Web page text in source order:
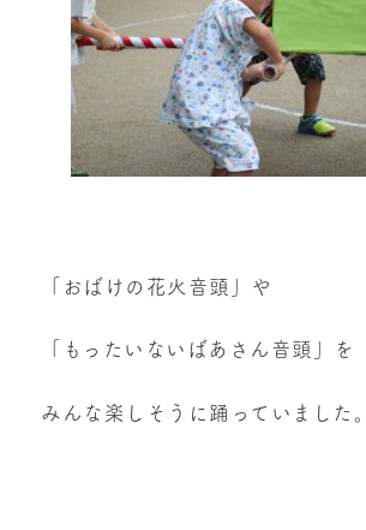
「おばけの花火音頭」や
「もったいないばあさん音頭」を
みんな楽しそうに踊っていました。